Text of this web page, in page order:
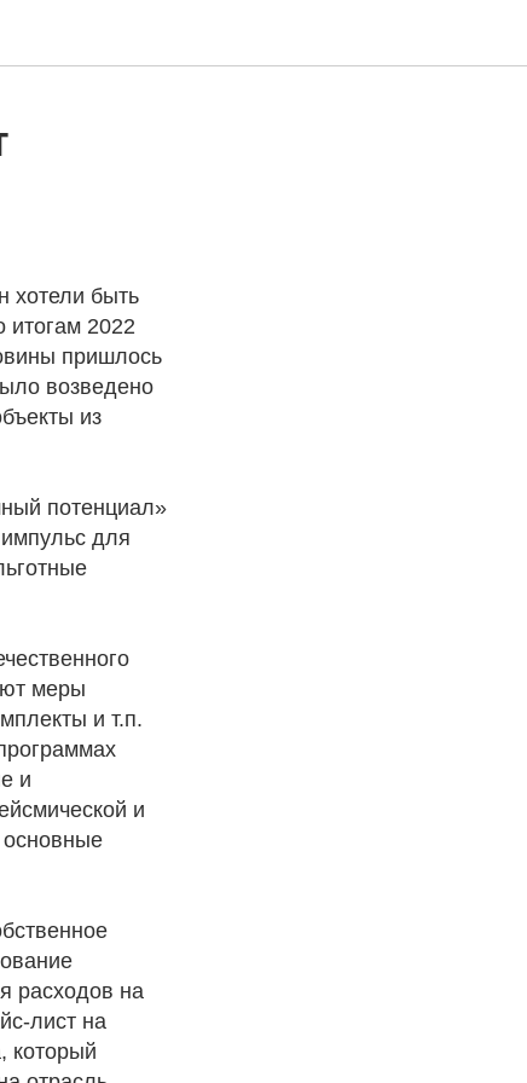
хотели быть
итогам 2022
пришлось
возведено
из
потенциал»
для
меры
и т.п.
и
и
основные
расходов на
лист на
который